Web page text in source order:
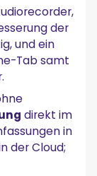
der
und ein
Tab samt
direkt im
in
der Cloud;